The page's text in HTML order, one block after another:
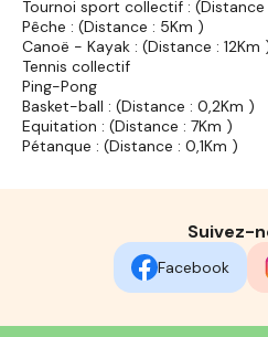
Tournoi sport collectif : (Distance
Pêche : (Distance : 5Km )
Canoë - Kayak : (Distance : 12Km
Tennis collectif
Ping-Pong
Basket-ball : (Distance : 0,2Km )
Equitation : (Distance : 7Km )
Pétanque : (Distance : 0,1Km )
Suivez-
Facebook